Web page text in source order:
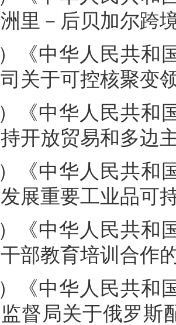
里－后贝加尔跨
）《中华人民共
关于可控核聚变
）《中华人民共
开放贸易和多边
）《中华人民共
展重要工业品可
）《中华人民共
部教育培训合作
）《中华人民共
督局关于俄罗斯